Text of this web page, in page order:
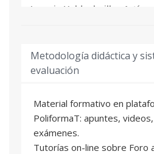
Ignacio Valdeolmillos Artíguez
Pablo González Altozano
Profesor/a Titular de
Profesional del sector
Maria Martí Belda
Profesional del sector
Metodología didáctica y
evaluación
Material formativo en
PoliformaT: apuntes,
exámenes.
Tutorías on-line sobre Foro